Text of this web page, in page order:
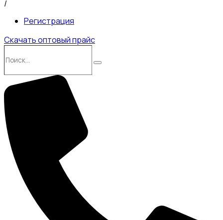
/
Регистрация
Скачать оптовый прайс
Поиск